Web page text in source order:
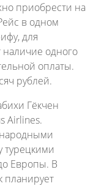
приобрести на
в одном
для
наличие одного
оплаты.
рублей.
Гёкчен
Airlines.
турецкими
Европы. В